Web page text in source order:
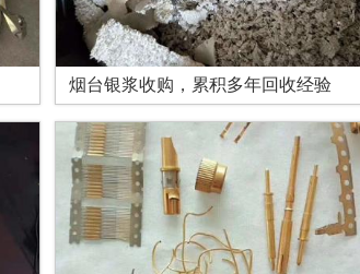
烟台银浆收购，累积多年回收经验